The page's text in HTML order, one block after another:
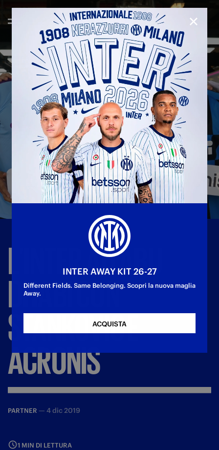
L'INTERADABU
DHABICON
STANKOVICE
ACRONIS
PARTNER — 4 dic 2019
1 MIN DI LETTURA
INTER AWAY KIT 26-27
Different Fields. Same Belonging. Scopri la nuova maglia
Away.
ACQUISTA